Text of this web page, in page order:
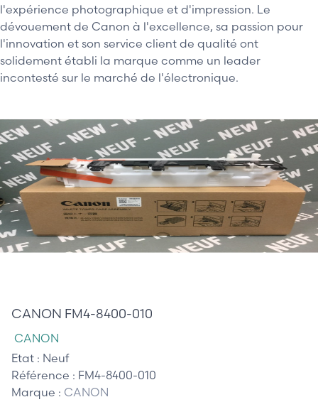
l'expérience photographique et d'impression. Le
dévouement de Canon à l'excellence, sa passion pour
l'innovation et son service client de qualité ont
solidement établi la marque comme un leader
incontesté sur le marché de l'électronique.
CANON FM4-8400-010
CANON
Etat : Neuf
Référence : FM4-8400-010
Marque : CANON